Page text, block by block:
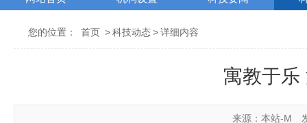
您的位置： 首页 >科技动态>详细内容
寓教于乐
来源：本站-M